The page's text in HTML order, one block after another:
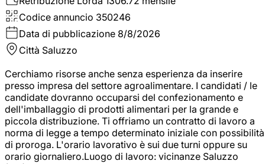
Codice annuncio 350246
Data di pubblicazione 8/8/2026
Città Saluzzo
Cerchiamo risorse anche senza esperienza da inserire
presso impresa del settore agroalimentare. I candidati / le
candidate dovranno occuparsi del confezionamento e
dell'imballaggio di prodotti alimentari per la grande e
piccola distribuzione. Ti offriamo un contratto di lavoro a
norma di legge a tempo determinato iniziale con possibilità
di proroga. L'orario lavorativo è sui due turni oppure su
orario giornaliero.Luogo di lavoro: vicinanze Saluzzo